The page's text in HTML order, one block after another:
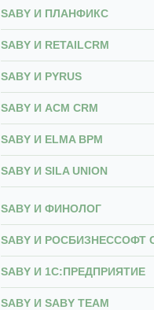
SABY И ПЛАНФИКС
SABY И RETAILCRM
SABY И PYRUS
SABY И АСМ CRM
SABY И ELMA BPM
SABY И SILA UNION
SABY И ФИНОЛОГ
SABY И РОСБИЗНЕССОФТ
SABY И 1С:ПРЕДПРИЯТИЕ
SABY И SABY TEAM